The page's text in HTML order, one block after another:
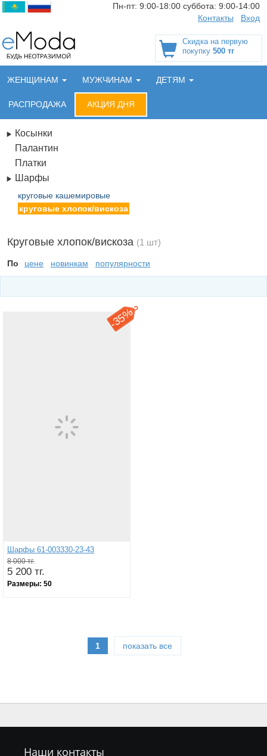
Пн-пт: 9:00-18:00 суббота: 9:00-14:00
Контакты
Вход
Скидка на первую
покупку 500 тг
ЖЕНЩИНАМ МУЖЧИНАМ ДЕТЯМ
РАСПРОДАЖА АКЦИЯ ДНЯ
Косынки
Палантин
Платки
Шарфы
круговые кашемировые
круговые хлопок/вискоза
Круговые хлопок/вискоза (1 шт)
По цене новинкам популярности
-
35%
Шарфы 61-003330-23-43
8 000 тг.
5 200 тг.
Размеры: 50
1 показать все
Наши контакты